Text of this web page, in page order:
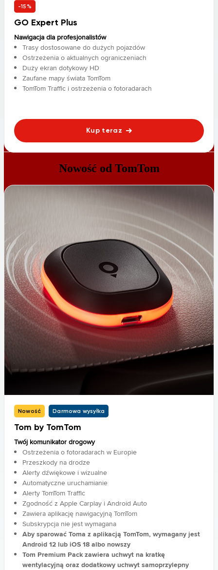
-15%
GO Expert Plus
Nawigacja dla profesjonalistów
Trasy dostosowane do dużych pojazdów
Ostrzeżenia o aktualnych ograniczeniach
Duży ekran dotykowy HD
Zaufane mapy świata TomTom
TomTom Traffic i ostrzeżenia o fotoradarach
Kup teraz
Nowość od TomTom
Nowość Darmowa wysyłka
Tom by TomTom
Twój komunikator drogowy
Ostrzeżenia o fotoradarach w Europie
Przeszkody na drodze
Alerty dźwiękowe i wizualne
Automatyczne uruchamianie
Alerty TomTom Traffic
Zgodność z Apple Carplay i Android Auto
Zawiera aplikację nawigacyjną TomTom
Subskrypcja nie jest wymagana
Aby sparować Toma z aplikacją TomTom, wymagany jest
Android 12 lub iOS 18 albo nowszy
Tom Premium Pack zawiera uchwyt na kratkę
wentylacyjną oraz dodatkowy uchwyt samoprzylepny